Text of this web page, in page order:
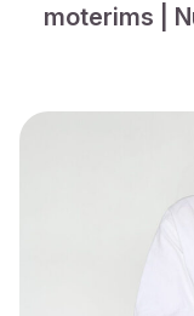
moterims |